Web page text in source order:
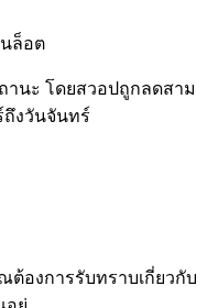
ล็อต
านะ โดยสวอปถูกลดสาม
ถึงวันจันทร์
องการรับทราบเกี่ยวกับ